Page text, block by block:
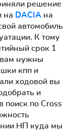
решение
на DACIA на
автомобиль
К тому
срок 1
вам нужны
кпп и
ходовой вы
и
поиск по Cross
НП куда мы